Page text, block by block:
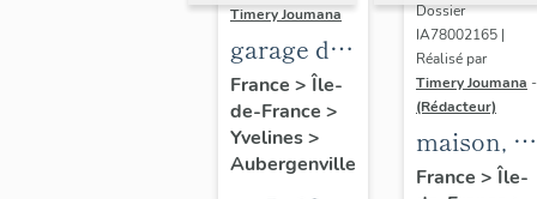
Timery Joumana
garage de
réparation
automobile
Saint-
Christophe
France > Île-
de-France >
Yvelines>
Aubergenville
Dossier
IA78002165 |
Réalisé par
Timery Joumana -
(Rédacteur)
maison, 1
avenue
France > Île-